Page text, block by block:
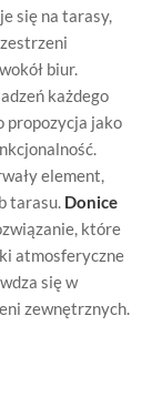
się na tarasy,
biur.
każdego
propozycja jako
element,
tarasu. Donice
które
atmosferyczne
się w
zewnętrznych.